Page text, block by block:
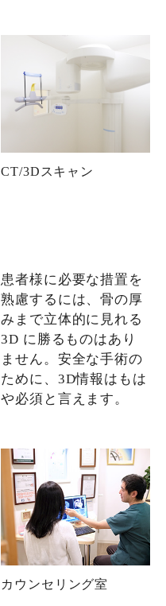
CT/3Dスキャン
患者様に必要な措置を
熟慮するには、骨の厚
みまで立体的に見れる
3D に勝るものはあり
ません。安全な手術の
ために、3D情報はもは
や必須と言えます。
カウンセリング室